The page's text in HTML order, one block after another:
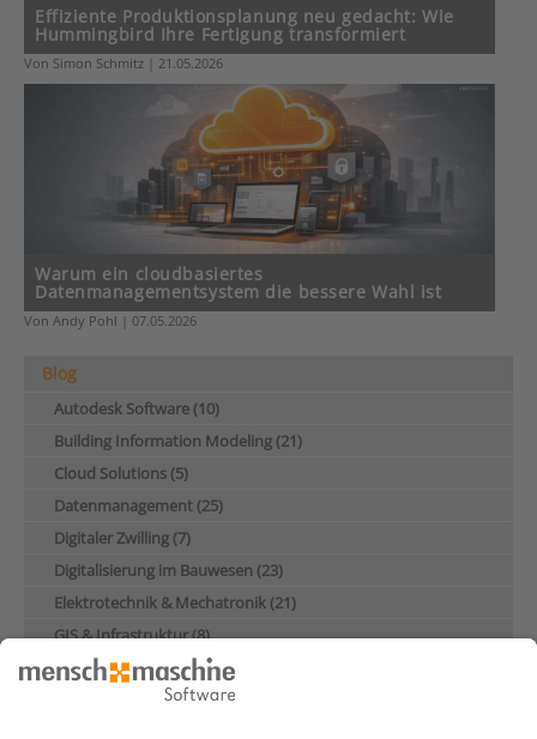
Effiziente Produktionsplanung neu gedacht: Wie
Hummingbird Ihre Fertigung transformiert
Von Simon Schmitz | 21.05.2026
Warum ein cloudbasiertes
Datenmanagementsystem die bessere Wahl ist
Von Andy Pohl | 07.05.2026
Blog
Autodesk Software (10)
Building Information Modeling (21)
Cloud Solutions (5)
Datenmanagement (25)
Digitaler Zwilling (7)
Digitalisierung im Bauwesen (23)
Elektrotechnik & Mechatronik (21)
GIS & Infrastruktur (8)
Industrie & Maschinenbau (28)
Künstliche Intelligenz (4)